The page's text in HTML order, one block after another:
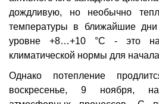
дождливую, но необычно
температуры в ближайшие дни
уровне +8…+10 °C - это
климатической нормы для
Однако потепление
воскресенье, 9 ноября,